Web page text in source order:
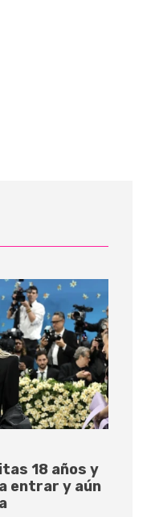
18 años y
entrar y aún